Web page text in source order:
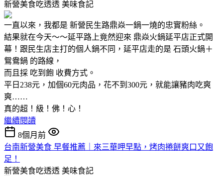
新營美食吃透透 美味食記
一直以來，我都是 新營民生路鼎焱一鍋一燒的忠實粉絲。
結果就在今天～～延平路上竟然迎來 鼎焱火鍋延平店正式開
幕！跟民生店主打的個人鍋不同，延平店走的是 石頭火鍋＋
鴛鴦鍋 的路線，
而且採 吃到飽 收費方式。
平日238元，加個60元肉品，花不到300元，就能讓豬肉吃爽
爽……
真的超！級！佛！心！
繼續閱讀
8個月前
台南新營美食 早餐推薦｜來三華呷早點，烤肉捲餅爽口又飽
足！
新營美食吃透透 美味食記